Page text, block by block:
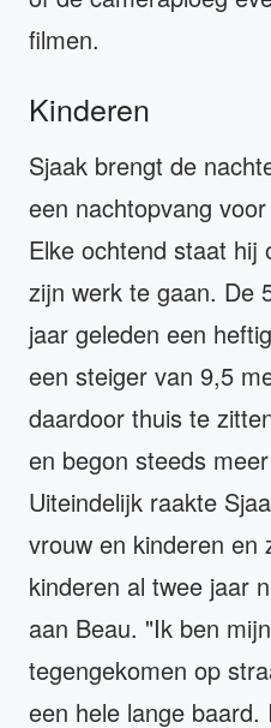
filmen.
Kinderen
Sjaak brengt de
een nachtopvang
Elke ochtend staat
zijn werk te gaan. De
jaar geleden een
een steiger van 9,5
daardoor thuis te
en begon steeds
Uiteindelijk raakte
vrouw en kinderen en
kinderen al twee jaar
aan Beau. "Ik ben
tegengekomen op
een hele lange